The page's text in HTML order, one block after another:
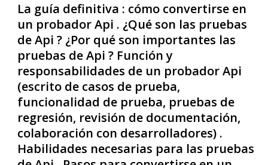
La guía definitiva : cómo convertirse en
un probador Api . ¿Qué son las pruebas
de Api ? ¿Por qué son importantes las
pruebas de Api ? Función y
responsabilidades de un probador Api
(escrito de casos de prueba,
funcionalidad de prueba, pruebas de
regresión, revisión de documentación,
colaboración con desarrolladores) .
Habilidades necesarias para las pruebas